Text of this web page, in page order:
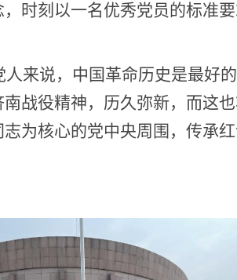
时刻以一名优秀党员的标准
来说，中国革命历史是最好
战役精神，历久弥新，而这
为核心的党中央周围，传承红